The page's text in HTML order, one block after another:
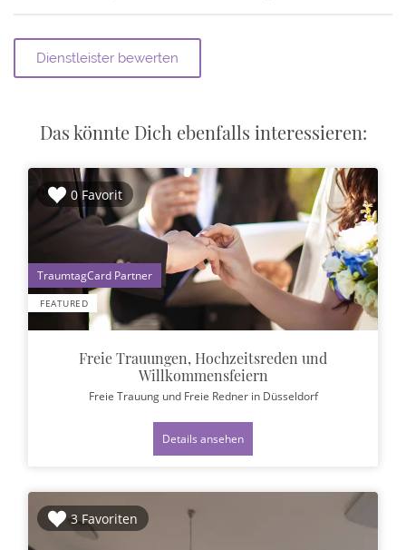
Das könnte Dich ebenfalls interessieren:
0 Favorit
FEATURED
1
Freie Trauungen, Hochzeitsreden und
Willkommensfeiern
Freie Trauung und Freie Redner in Düsseldorf
Details ansehen
3 Favoriten